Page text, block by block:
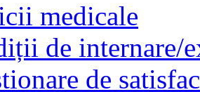
medicale
de internare/
de